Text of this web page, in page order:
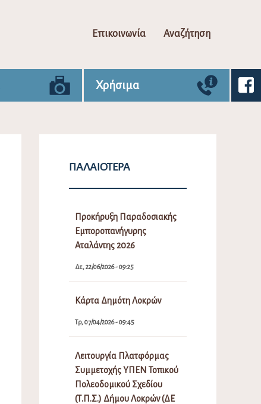
Επικοινωνία Αναζήτηση
Χρήσιμα
ΠΑΛΑΙΌΤΕΡΑ
Προκήρυξη Παραδοσιακής
Εμποροπανήγυρης
Αταλάντης 2026
Δε, 22/06/2026 - 09:25
Κάρτα Δημότη Λοκρών
Τρ, 07/04/2026 - 09:45
Λειτουργία Πλατφόρμας
Συμμετοχής ΥΠΕΝ Τοπικού
Πολεοδομικού Σχεδίου
(Τ.Π.Σ.) Δήμου Λοκρών (ΔΕ